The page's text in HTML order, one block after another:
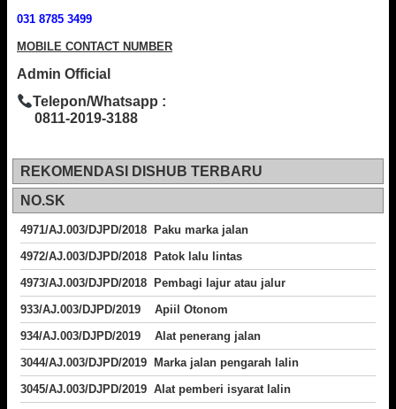
031 8785 3499
MOBILE CONTACT NUMBER
Admin Official
Telepon/Whatsapp :
0811-2019-3188
REKOMENDASI DISHUB TERBARU
NO.SK
4971/AJ.003/DJPD/2018 Paku marka jalan
4972/AJ.003/DJPD/2018 Patok lalu lintas
4973/AJ.003/DJPD/2018
Pembagi lajur atau jalur
933/AJ.003/DJPD/2019 Apiil Otonom
934/AJ.003/DJPD/2019 Alat penerang jalan
3044/AJ.003/DJPD/2019 Marka jalan pengarah lalin
3045/AJ.003/DJPD/2019 Alat pemberi isyarat lalin